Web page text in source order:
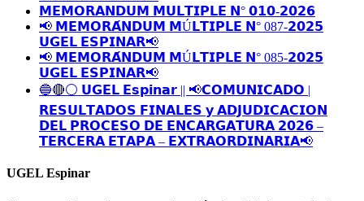
𝗠𝗘𝗠𝗢𝗥𝗔𝗡𝗗𝗨𝗠 𝗠𝗨𝗟𝗧𝗜𝗣𝗟𝗘 𝗡° 𝟬𝟭𝟬-𝟮𝟬𝟮𝟲
📢 𝗠𝗘𝗠𝗢𝗥𝗔́𝗡𝗗𝗨𝗠 𝗠Ú𝗟𝗧𝗜𝗣𝗟𝗘 𝗡° 087-𝟮𝟬𝟮𝟱
𝗨𝗚𝗘𝗟 𝗘𝗦𝗣𝗜𝗡𝗔𝗥📢
📢 𝗠𝗘𝗠𝗢𝗥𝗔́𝗡𝗗𝗨𝗠 𝗠Ú𝗟𝗧𝗜𝗣𝗟𝗘 𝗡° 085-𝟮𝟬𝟮𝟱
𝗨𝗚𝗘𝗟 𝗘𝗦𝗣𝗜𝗡𝗔𝗥📢
🔵🔴⚪️ 𝗨𝗚𝗘𝗟 𝗘𝘀𝗽𝗶𝗻𝗮𝗿 || 📢𝗖𝗢𝗠𝗨𝗡𝗜𝗖𝗔𝗗𝗢 |
𝗥𝗘𝗦𝗨𝗟𝗧𝗔𝗗𝗢𝗦 𝗙𝗜𝗡𝗔𝗟𝗘𝗦 𝘆 𝗔𝗗𝗝𝗨𝗗𝗜𝗖𝗔𝗖𝗜𝗢𝗡
𝗗𝗘𝗟 𝗣𝗥𝗢𝗖𝗘𝗦𝗢 𝗗𝗘 𝗘𝗡𝗖𝗔𝗥𝗚𝗔𝗧𝗨𝗥𝗔 𝟮𝟬𝟮𝟲 –
𝗧𝗘𝗥𝗖𝗘𝗥𝗔 𝗘𝗧𝗔𝗣𝗔 – 𝗘𝗫𝗧𝗥𝗔𝗢𝗥𝗗𝗜𝗡𝗔𝗥𝗜𝗔📢
UGEL Espinar